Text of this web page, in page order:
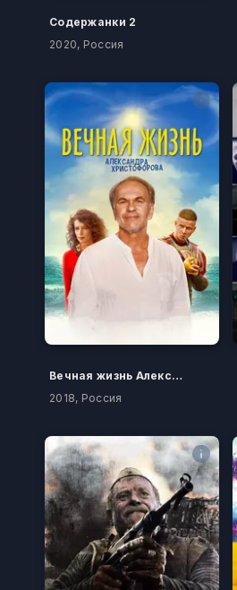
Содержанки 2
2020, Россия
Вечная жизнь Александра Христофорова
2018, Россия